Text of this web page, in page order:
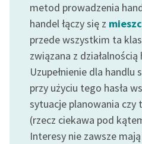
E-kolekcja lektur
szkolnych i literatury do
słuchania dla uczennic i
uczniów z
niepełnosprawnościami
Feministyczne inspiracje.
Popularyzacja
skandynawskiej literatury
feministycznej
metod prowadzenia
handel łączy się z
przede wszystkim ta
związana z
Uzupełnienie dla handlu
przy użyciu tego hasła
sytuacje planowania czy
(rzecz ciekawa pod
Interesy nie zawsze